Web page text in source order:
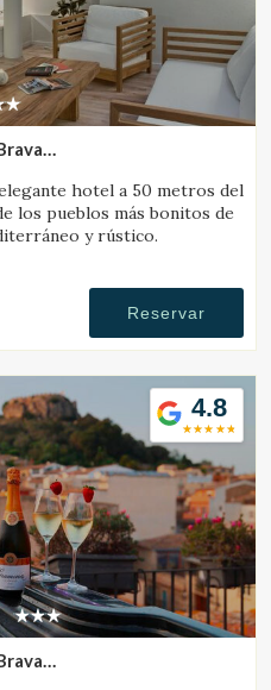
hotel a 50 metros del
los pueblos más bonitos de
y rústico.
Reservar
4.8